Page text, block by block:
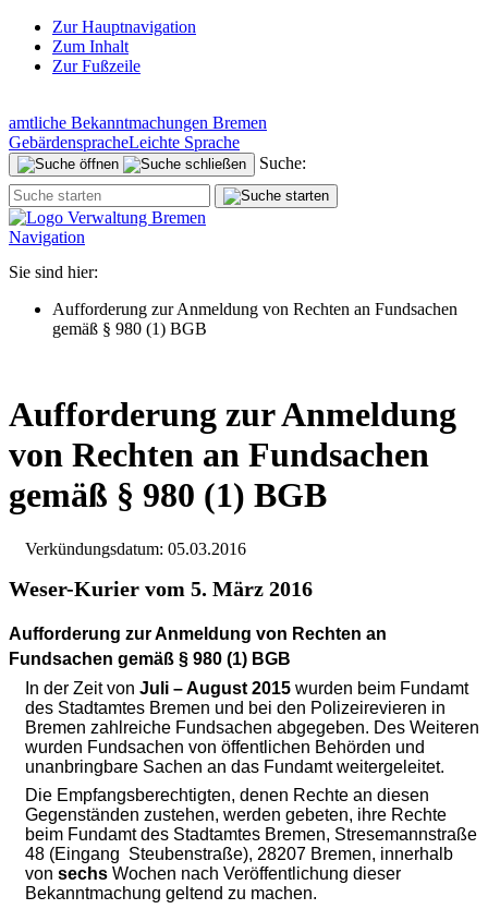
Zur Hauptnavigation
Zum Inhalt
Zur Fußzeile
amtliche Bekanntmachungen Bremen
GebärdenspracheLeichte Sprache
Suche:
Navigation
Sie sind hier:
Aufforderung zur Anmeldung von Rechten an Fundsachen
gemäß § 980 (1) BGB
Aufforderung zur Anmeldung
von Rechten an Fundsachen
gemäß § 980 (1) BGB
Verkündungsdatum: 05.03.2016
Weser-Kurier vom 5. März 2016
Aufforderung zur Anmeldung von Rechten an
Fundsachen gemäß § 980 (1) BGB
In der Zeit von Juli – August 2015 wurden beim Fundamt
des Stadtamtes Bremen und bei den Polizeirevieren in
Bremen zahlreiche Fundsachen abgegeben. Des Weiteren
wurden Fundsachen von öffentlichen Behörden und
unanbringbare Sachen an das Fundamt weitergeleitet.
Die Empfangsberechtigten, denen Rechte an diesen
Gegenständen zustehen, werden gebeten, ihre Rechte
beim Fundamt des Stadtamtes Bremen, Stresemannstraße
48 (Eingang Steubenstraße), 28207 Bremen, innerhalb
von sechs Wochen nach Veröffentlichung dieser
Bekanntmachung geltend zu machen.